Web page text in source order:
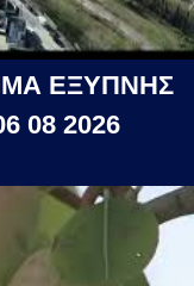
ΕΞΥΠΝΗΣ
08 2026